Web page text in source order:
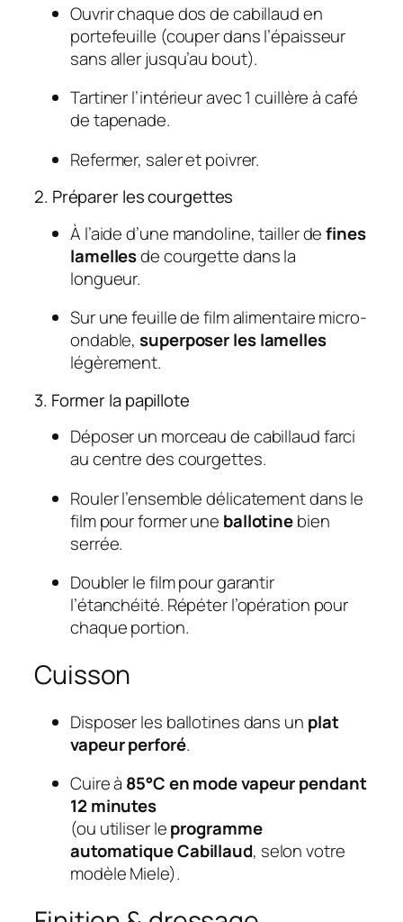
Ouvrir chaque dos de cabillaud en
portefeuille (couper dans l’épaisseur
sans aller jusqu’au bout).
Tartiner l’intérieur avec 1 cuillère à café
de tapenade.
Refermer, saler et poivrer.
2. Préparer les courgettes
À l’aide d’une mandoline, tailler defines
lamellesde courgette dans la
longueur.
Sur une feuille de film alimentaire micro-
ondable,superposer les lamelles
légèrement.
3. Former la papillote
Déposer un morceau de cabillaud farci
au centre des courgettes.
Rouler l’ensemble délicatement dans le
film pour former une ballotinebien
serrée.
Doubler le film pour garantir
l’étanchéité. Répéter l’opération pour
chaque portion.
Cuisson
Disposer les ballotines dans un plat
vapeur perforé.
Cuire à 85°C en mode vapeur pendant
12 minutes
(ou utiliser leprogramme
automatique Cabillaud, selon votre
modèle Miele).